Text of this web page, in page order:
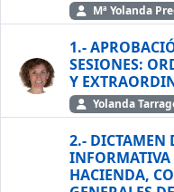
Mª Yolanda
1.-
SESIONES:
Y
Yolanda
2.- DICTAMEN
HACIENDA, CONTRATACIÓN Y ASUNTOS